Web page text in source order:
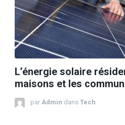
L’énergie solaire
maisons et les
par Admin dans Tech